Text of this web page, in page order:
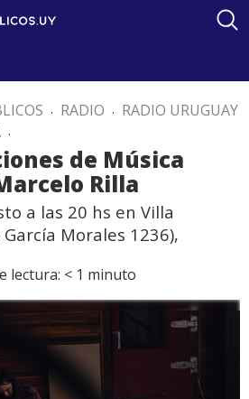
. RADIO . RADIO URUGUAY
.
de Música
Rilla
a las 20 hs en Villa
Morales 1236),
lectura: < 1 minuto